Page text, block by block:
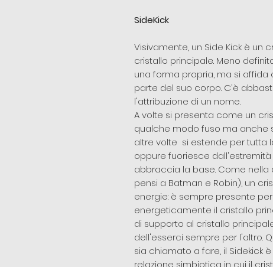
SideKick
Visivamente, un Side Kick è un
cristallo principale. Meno
una forma propria, ma si
parte del suo corpo. C'è
l'attribuzione di un nome.
A volte si presenta come un
qualche modo fuso ma anche
altre volte si estende per tutta
oppure fuoriesce
abbraccia la base. Come nella
pensi a Batman e Robin), un
energie: è sempre presente
energeticamente il cristallo
di supporto al cristallo
dell'esserci sempre per l'altro.
sia chiamato a fare, il Sidekick